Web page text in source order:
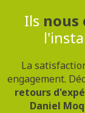
Ils nous
La
engagement.
retours
Daniel